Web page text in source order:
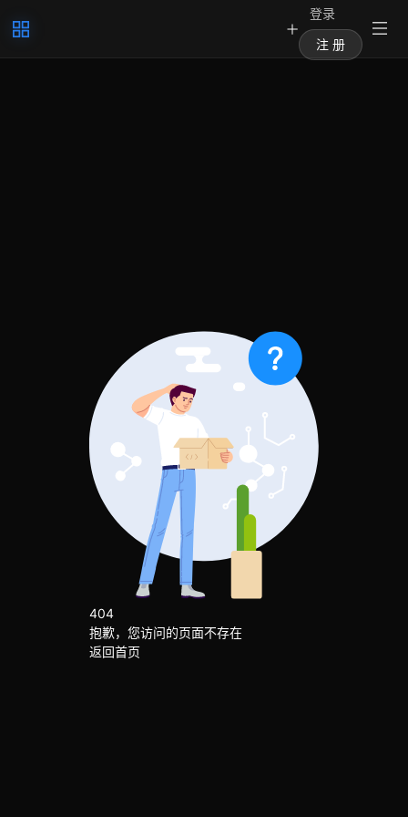
登录
注 册
404
抱歉，您访问的页面不存在
返回首页